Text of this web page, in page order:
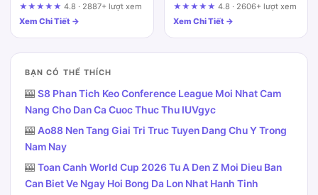
Trực Tiếp
★★★★★ 4.8 · 2887+ lượt xem
Xem Chi Tiết →
của việc xem thể thao cùng
nhau
★★★★★ 4.8 · 2606+ lượt xem
Xem Chi Tiết →
BẠN CÓ THỂ THÍCH
🎰 S8 Phan Tich Keo Conference League Moi Nhat Cam
Nang Cho Dan Ca Cuoc Thuc Thu IUVgyc
🎰 Ao88 Nen Tang Giai Tri Truc Tuyen Dang Chu Y Trong
Nam Nay
🎰 Toan Canh World Cup 2026 Tu A Den Z Moi Dieu Ban
Can Biet Ve Ngay Hoi Bong Da Lon Nhat Hanh Tinh